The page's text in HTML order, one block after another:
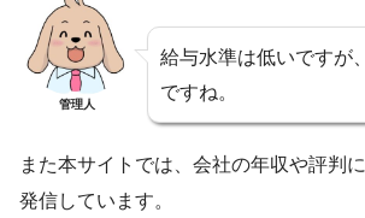
管理人
給与水準は低いですが
ですね。
また本サイトでは、会社の年収や評判
発信しています。